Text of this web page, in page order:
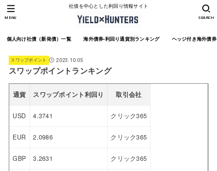
社債を中心とした利回り情報サイト
個人向け社債（新発債）一覧 海外債券-利回り通貨別ランキング ヘッジ付き海外債
SEARCH
MENU
スワップポイント 2023.10.05
スワップポイントランキング
通貨 スワップポイント利回り 取引会社
USD 4.3741 クリック365
EUR 2.0986 クリック365
GBP 3.2631 クリック365